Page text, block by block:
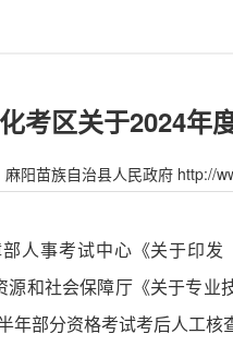
考区关于2024年
麻阳苗族自治县人民政府 http://
人事考试中心《关于印
源和社会保障厅《关于专
部分资格考试考后人工核